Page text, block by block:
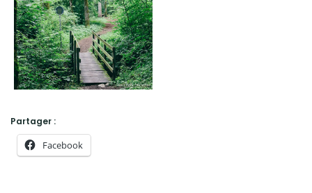
Partager :
Facebook